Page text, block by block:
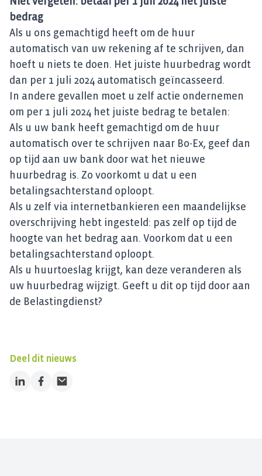
bedrag
Als u ons gemachtigd heeft om de huur
automatisch van uw rekening af te schrijven, dan
hoeft u niets te doen. Het juiste huurbedrag wordt
dan per 1 juli 2024 automatisch geïncasseerd.
In andere gevallen moet u zelf actie ondernemen
om per 1 juli 2024 het juiste bedrag te betalen:
Als u uw bank heeft gemachtigd om de huur
automatisch over te schrijven naar Bo-Ex, geef dan
op tijd aan uw bank door wat het nieuwe
huurbedrag is. Zo voorkomt u dat u een
betalingsachterstand oploopt.
Als u zelf via internetbankieren een maandelijkse
overschrijving hebt ingesteld: pas zelf op tijd de
hoogte van het bedrag aan. Voorkom dat u een
betalingsachterstand oploopt.
Als u huurtoeslag krijgt, kan deze veranderen als
uw huurbedrag wijzigt. Geeft u dit op tijd door aan
de Belastingdienst?
Deel dit nieuws
LinkedInFacebook
Email